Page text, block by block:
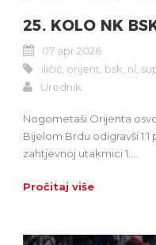
25. KOLO NK
07 apr 2026
iličić orijent bsk nl
Urednik
Nogometaši Orijenta
Bijelom Brdu odigravši
zahtjevnoj utakmici 1....
Pročitaj više